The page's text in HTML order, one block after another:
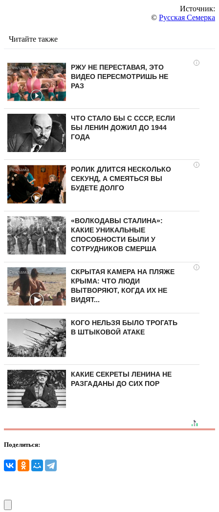
Источник:
© Русская Семерка
Читайте также
i
РЖУ НЕ ПЕРЕСТАВАЯ, ЭТО
ВИДЕО ПЕРЕСМОТРИШЬ НЕ
РАЗ
ЧТО СТАЛО БЫ С СССР, ЕСЛИ
БЫ ЛЕНИН ДОЖИЛ ДО 1944
ГОДА
i
РОЛИК ДЛИТСЯ НЕСКОЛЬКО
СЕКУНД, А СМЕЯТЬСЯ ВЫ
БУДЕТЕ ДОЛГО
«ВОЛКОДАВЫ СТАЛИНА»:
КАКИЕ УНИКАЛЬНЫЕ
СПОСОБНОСТИ БЫЛИ У
СОТРУДНИКОВ СМЕРША
i
СКРЫТАЯ КАМЕРА НА ПЛЯЖЕ
КРЫМА: ЧТО ЛЮДИ
ВЫТВОРЯЮТ, КОГДА ИХ НЕ
ВИДЯТ...
КОГО НЕЛЬЗЯ БЫЛО ТРОГАТЬ
В ШТЫКОВОЙ АТАКЕ
КАКИЕ СЕКРЕТЫ ЛЕНИНА НЕ
РАЗГАДАНЫ ДО СИХ ПОР
Поделиться: